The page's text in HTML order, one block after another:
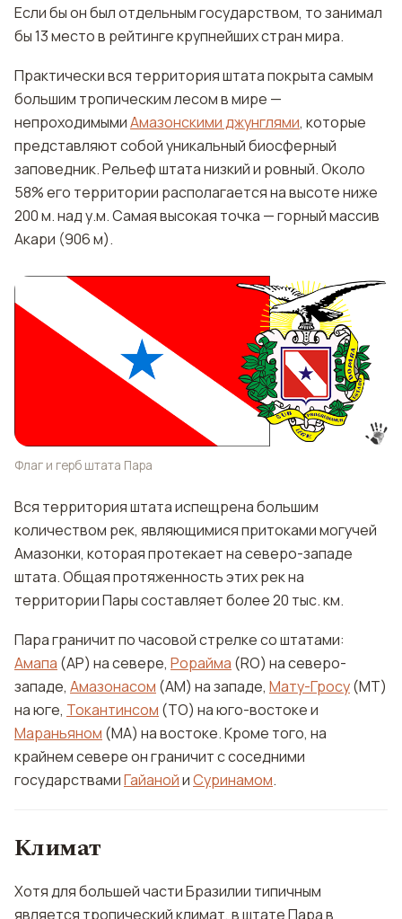
Если бы он был отдельным государством, то занимал
бы 13 место в рейтинге крупнейших стран мира.
Практически вся территория штата покрыта самым
большим тропическим лесом в мире —
непроходимымиАмазонскими джунглями, которые
представляют собой уникальный биосферный
заповедник. Рельеф штата низкий и ровный. Около
58% его территории располагается на высоте ниже
200 м. над у.м. Самая высокая точка — горный массив
Акари (906 м).
Флаг и герб штата Пара
Вся территория штата испещрена большим
количеством рек, являющимися притоками могучей
Амазонки, которая протекает на северо-западе
штата. Общая протяженность этих рек на
территории Пары составляет более 20 тыс. км.
Пара граничит по часовой стрелке со штатами:
Амапа (AP) на севере, Рорайма (RO) на северо-
западе, Амазонасом (AM) на западе, Мату-Гросу(MT)
на юге, Токантинсом (TO) на юго-востоке и
Мараньяном (MA) на востоке. Кроме того, на
крайнем севере он граничит с соседними
государствамиГайанойиСуринамом.
Климат
Хотя для большей части Бразилии типичным
является тропический климат, в штате Пара в